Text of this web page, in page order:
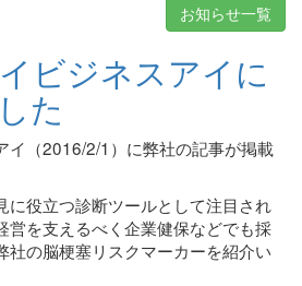
お知らせ一覧
ビジネスアイに
た
イ（2016/2/1）に弊社の記事が掲載
に役立つ診断ツールとして注目され
営を支えるべく企業健保などでも採
社の脳梗塞リスクマーカーを紹介い